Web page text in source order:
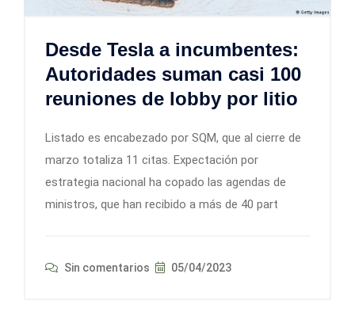
Desde Tesla a incumbentes:
Autoridades suman casi 100
reuniones de lobby por litio
Listado es encabezado por SQM, que al cierre de
marzo totaliza 11 citas. Expectación por
estrategia nacional ha copado las agendas de
ministros, que han recibido a más de 40 part
Sin comentarios 05/04/2023